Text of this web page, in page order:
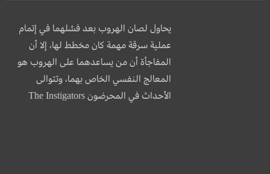
يحاول لصان الهروب بعد فشلهما في إتمام
عملية سرقة مهمة كان مخطط لها، إلا أن
المفاجأة أن من يساعدهما على الهروب هو
المعالج النفسي الخاص بهما، وتتوالى
الأحداث في المحرضون The Instigators